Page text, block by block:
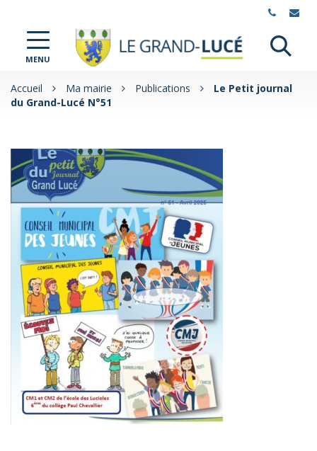
MENU
Le
Grand-
Lucé
la
Accueil Ma mairie Publications
Le Petit journal
du Grand-Lucé N°51